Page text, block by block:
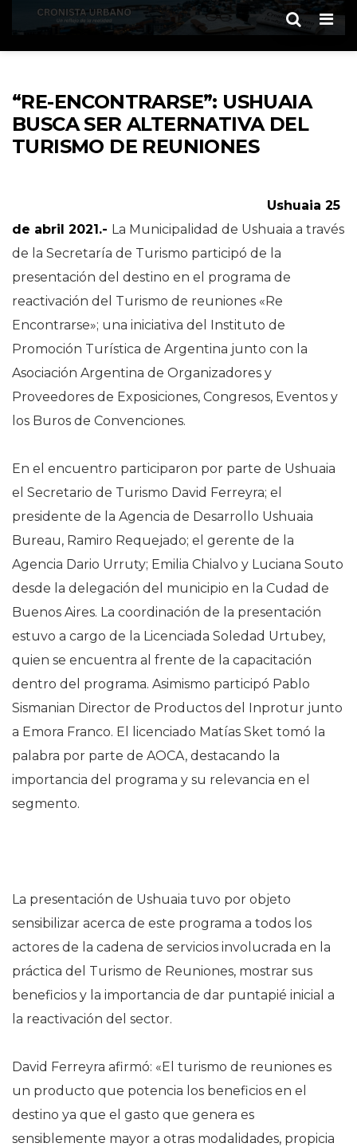
“RE-ENCONTRARSE”: USHUAIA
BUSCA SER ALTERNATIVA DEL
TURISMO DE REUNIONES
Ushuaia 25
de abril 2021.- La Municipalidad de Ushuaia a través
de la Secretaría de Turismo participó de la
presentación del destino en el programa de
reactivación del Turismo de reuniones «Re
Encontrarse»; una iniciativa del Instituto de
Promoción Turística de Argentina junto con la
Asociación Argentina de Organizadores y
Proveedores de Exposiciones, Congresos, Eventos y
los Buros de Convenciones.
En el encuentro participaron por parte de Ushuaia
el Secretario de Turismo David Ferreyra; el
presidente de la Agencia de Desarrollo Ushuaia
Bureau, Ramiro Requejado; el gerente de la
Agencia Dario Urruty; Emilia Chialvo y Luciana Souto
desde la delegación del municipio en la Cudad de
Buenos Aires. La coordinación de la presentación
estuvo a cargo de la Licenciada Soledad Urtubey,
quien se encuentra al frente de la capacitación
dentro del programa. Asimismo participó Pablo
Sismanian Director de Productos del Inprotur junto
a Emora Franco. El licenciado Matías Sket tomó la
palabra por parte de AOCA, destacando la
importancia del programa y su relevancia en el
segmento.
La presentación de Ushuaia tuvo por objeto
sensibilizar acerca de este programa a todos los
actores de la cadena de servicios involucrada en la
práctica del Turismo de Reuniones, mostrar sus
beneficios y la importancia de dar puntapié inicial a
la reactivación del sector.
David Ferreyra afirmó: «El turismo de reuniones es
un producto que potencia los beneficios en el
destino ya que el gasto que genera es
sensiblemente mayor a otras modalidades, propicia